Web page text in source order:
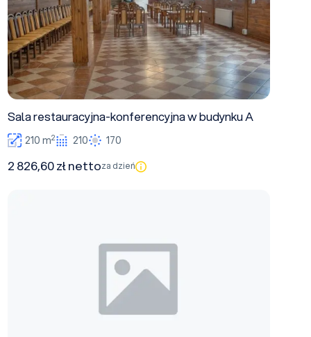
Sala restauracyjna-konferencyjna w budynku A
210 m2 210 170
2 826,60 zł nettoza dzień